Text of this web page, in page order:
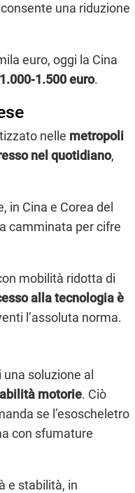
una riduzione
euro, oggi la Cina
1.000-1.500 euro.
nelle metropoli
nel quotidiano,
in Cina e Corea del
camminata per cifre
mobilità ridotta di
alla tecnologia è
l’assoluta norma.
soluzione al
motorie. Ciò
se l’esoscheletro
con sfumature
e stabilità, in